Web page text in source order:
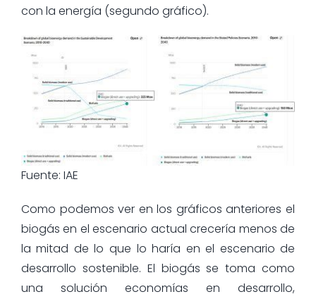
con la energía (segundo gráfico).
Fuente: IAE
Como podemos ver en los gráficos anteriores el
biogás en el escenario actual crecería menos de
la mitad de lo que lo haría en el escenario de
desarrollo sostenible. El biogás se toma como
una solución economías en desarrollo,